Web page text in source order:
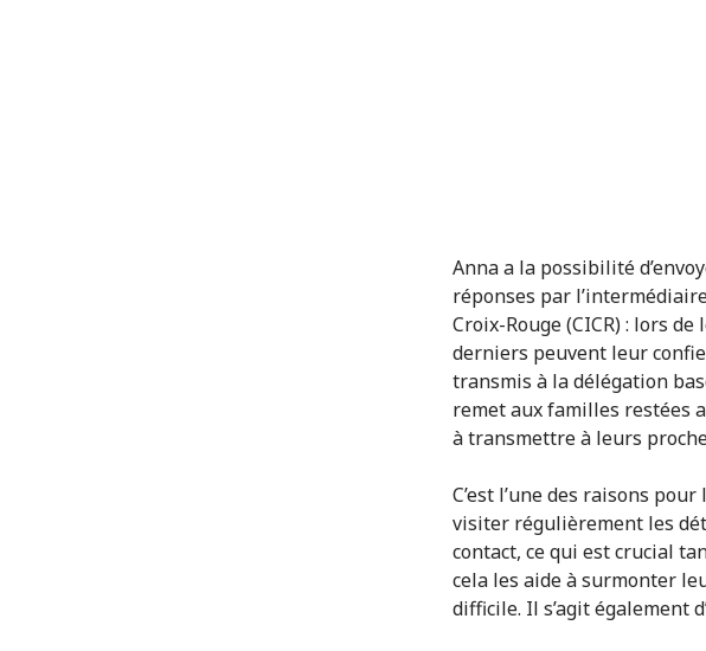
Anna a la possibilité
réponses par
Croix-Rouge (CICR) : lors
derniers peuvent leur
transmis à la délégation
remet aux familles restées
à transmettre à leurs
C’est l’une des raisons
visiter régulièrement les
contact, ce qui est crucial
cela les aide à surmonter
difficile. Il s’agit également